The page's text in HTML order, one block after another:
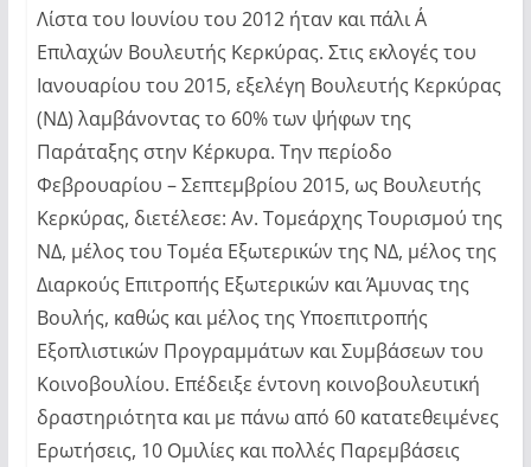
Λίστα του Ιουνίου του 2012 ήταν και πάλι Α΄
Επιλαχών Βουλευτής Κερκύρας. Στις εκλογές του
Ιανουαρίου του 2015, εξελέγη Βουλευτής Κερκύρας
(ΝΔ) λαμβάνοντας το 60% των ψήφων της
Παράταξης στην Κέρκυρα. Την περίοδο
Φεβρουαρίου – Σεπτεμβρίου 2015, ως Βουλευτής
Κερκύρας, διετέλεσε: Αν. Τομεάρχης Τουρισμού της
ΝΔ, μέλος του Τομέα Εξωτερικών της ΝΔ, μέλος της
Διαρκούς Επιτροπής Εξωτερικών και Άμυνας της
Βουλής, καθώς και μέλος της Υποεπιτροπής
Εξοπλιστικών Προγραμμάτων και Συμβάσεων του
Κοινοβουλίου. Επέδειξε έντονη κοινοβουλευτική
δραστηριότητα και με πάνω από 60 κατατεθειμένες
Ερωτήσεις, 10 Ομιλίες και πολλές Παρεμβάσεις